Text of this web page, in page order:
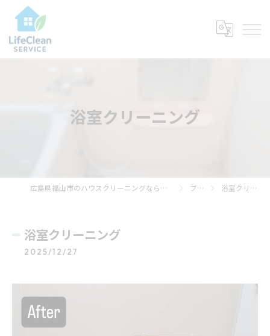
浴室クリーニング
広島県福山市のハウスクリーニングならライフ・クリーン・サービス ブログ 浴室クリーニング
浴室クリーニング
2025/12/27